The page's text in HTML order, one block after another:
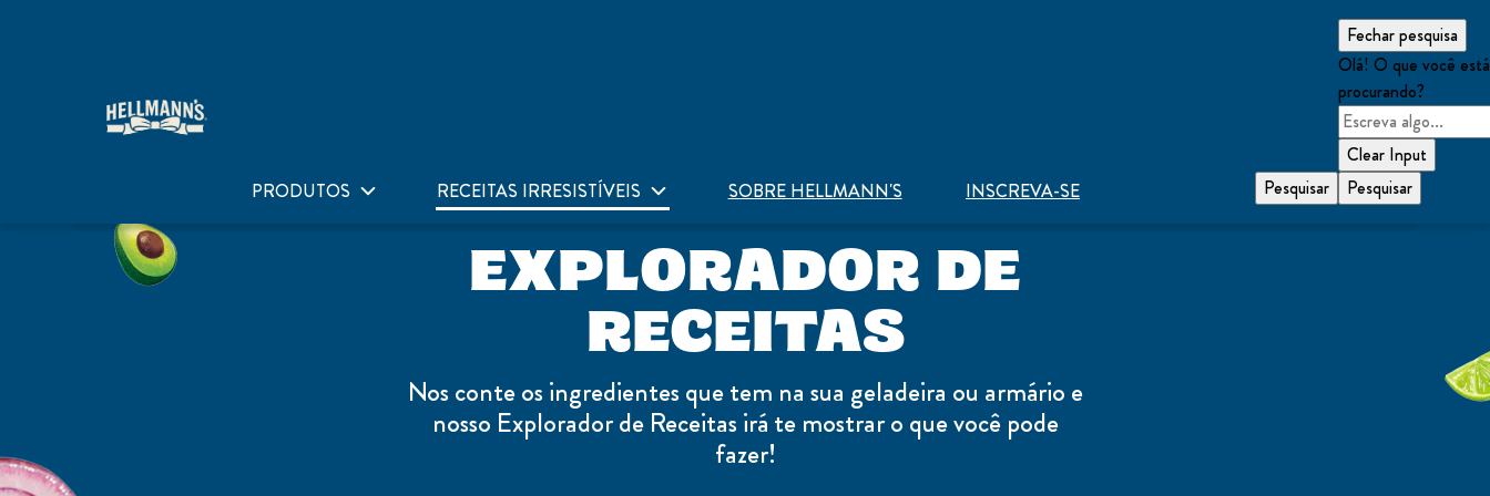
PRODUTOS RECEITAS IRRESISTÍVEIS SOBRE HELLMANN'S INSCREVA-SE Pesquisar
Fechar pesquisa
Olá! O que você está
procurando?
Clear Input
Pesquisar
EXPLORADOR DE
RECEITAS
Nos conte os ingredientes que tem na sua geladeira ou armário e
nosso Explorador de Receitas irá te mostrar o que você pode
fazer!